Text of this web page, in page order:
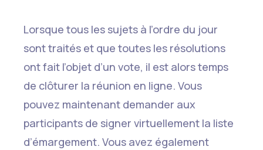
Lorsque tous les sujets à l’ordre du jour
sont traités et que toutes les résolutions
ont fait l’objet d’un vote, il est alors temps
de clôturer la réunion en ligne. Vous
pouvez maintenant demander aux
participants de signer virtuellement la liste
d’émargement. Vous avez également